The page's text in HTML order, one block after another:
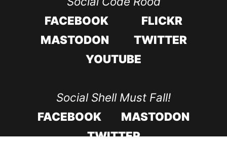
FACEBOOK
FLICKR
MASTODON
TWITTER
YOUTUBE
Social Shell Must Fall!
FACEBOOK
MASTODON
TWITTER